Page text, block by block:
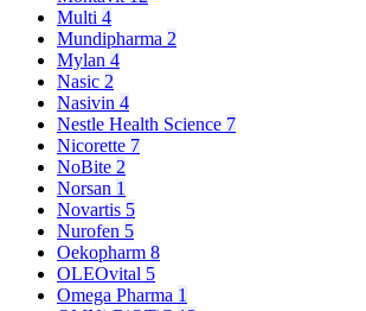
Multi 4
Mundipharma 2
Mylan 4
Nasic 2
Nasivin 4
Nestle Health Science 7
Nicorette 7
NoBite 2
Norsan 1
Novartis 5
Nurofen 5
Oekopharm 8
OLEOvital 5
Omega Pharma 1